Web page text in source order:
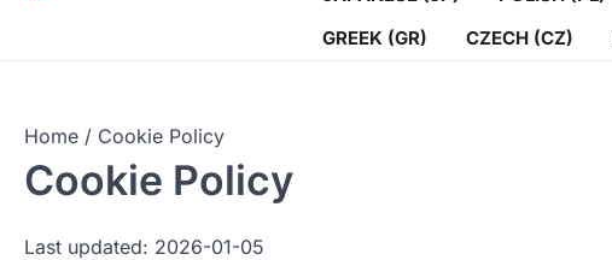
GREEK (GR)
CZECH (CZ)
Home Cookie Policy
Cookie Policy
Last updated: 2026-01-05